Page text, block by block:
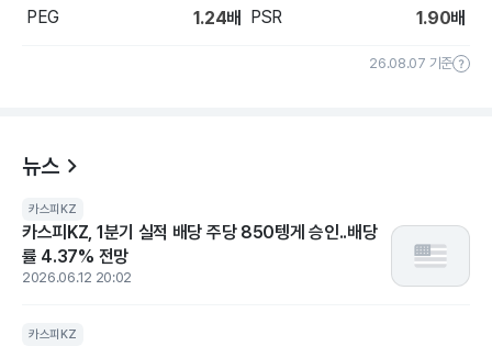
PEG 1.24배 PSR 1.90배
26.08.07 기준
뉴스
카스피KZ
카스피KZ, 1분기 실적 배당 주당 850텡게 승인..배당
률 4.37% 전망
2026.06.12 20:02
카스피KZ